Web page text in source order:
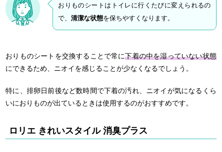
おりものシートはトイレに行くたびに変えられるの
で、清潔な状態を保ちやすくなります。
おりものシートを交換することで常に下着の中を湿っていない状態
にできるため、ニオイを感じることが少なくなるでしょう。
特に、排卵日前後など数時間で下着の汚れ、ニオイが気になるくら
いにおりものが出ているときは使用するのがおすすめです。
ロリエ きれいスタイル 消臭プラス